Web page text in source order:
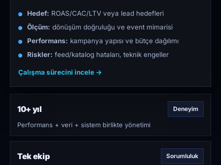
Hedef: ROAS/CAC/LTV veya lead hedefleri
Ölçüm: dönüşüm doğruluğu ve event mimarisi
Performans: kampanya yapısı ve bütçe dağılımı
Riskler: feed/katalog hataları, teknik engeller
Çalışma sürecini incele →
10+ yıl Deneyim
Performans + veri + sistem birlikte yönetimi
Tek ekip Sorumluluk